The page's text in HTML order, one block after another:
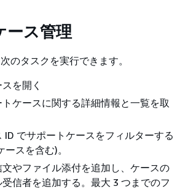
ース管理
のタスクを実行できます。
を開く
ケースに関する詳細情報と一覧を取
ID でサポートケースをフィルターする
スを含む)。
やファイル添付を追加し、ケースの
信者を追加する。最大 3 つまでのフ